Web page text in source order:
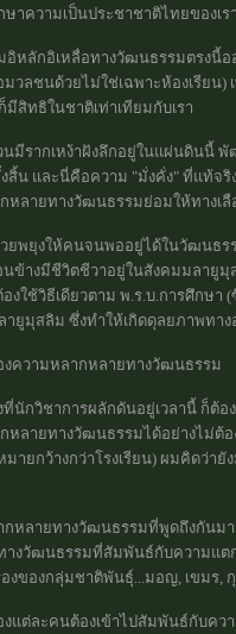
าความเป็นประชาชาติไทยของเร
หลักอิเหลื่อทางวัฒนธรรมตรงนี้
วลชนด้วยไม่ใช่เฉพาะห้องเรียน
สิทธิในชาติเท่าเทียมกับเรา
มีรากเหง้าฝังลึกอยู่ในแผ่นดิน
และนี่คือความ "มั่งคั่ง" ที่แท้จริ
กหลายทางวัฒนธรรมย่อมให้ทาง
พยุงให้คนจนพออยู่ได้ในวัฒนธรร
ข้างมีชีวิตชีวาอยู่ในสังคมมลายู
งใช้วิธีเดียวตาม พ.ร.บ.การศึกษา
ยูมุสลิม ซึ่งทำให้เกิดดุลยภาพทา
ความหลากหลายทางวัฒนธรรม
นักวิชาการผลักดันอยู่เวลานี้ ก็ต้อ
หลายทางวัฒนธรรมได้อย่างไม่ต้
ายกว้างกว่าโรงเรียน) ผมคิดว่
กหลายทางวัฒนธรรมที่พูดถึงกันม
ทางวัฒนธรรมที่สัมพันธ์กับความ
องของกลุ่มชาติพันธุ์...มอญ, เขมร,
แต่ละคนต้องเข้าไปสัมพันธ์กับค